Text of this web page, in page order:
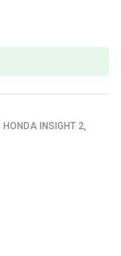
HONDA INSIGHT 2,